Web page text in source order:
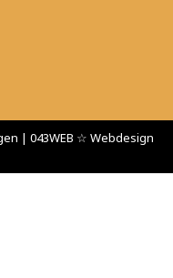
| 043WEB ☆ Webdesign